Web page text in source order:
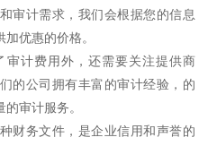
审计需求，我们会根据您的信息
优惠的价格。
计费用外，还需要关注提供商
的公司拥有丰富的审计经验，的
审计服务。
财务文件，是企业信用和声誉的